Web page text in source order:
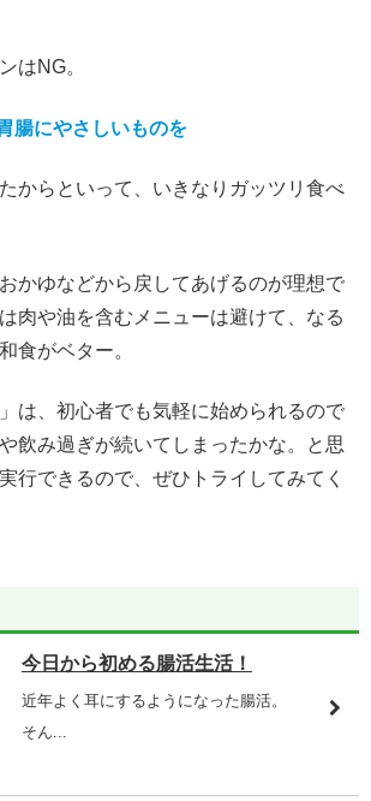
はNG。
腸にやさしいものを
からといって、いきなりガッツリ食べ
かゆなどから戻してあげるのが理想で
肉や油を含むメニューは避けて、なる
食がベター。
は、初心者でも気軽に始められるので
飲み過ぎが続いてしまったかな。と思
行できるので、ぜひトライしてみてく
今日から初める腸活生活！
近年よく耳にするようになった腸活。
そん...